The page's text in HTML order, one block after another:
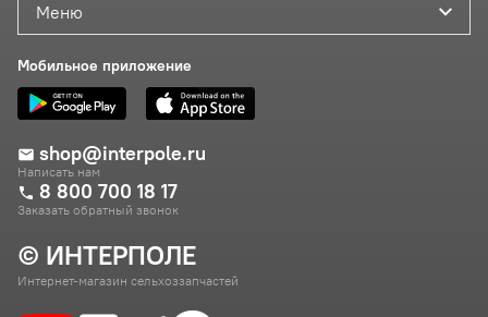
© ИНТЕРПОЛЕ
Интернет-магазин сельхоззапчастей
Меню
Мобильное приложение
shop@interpole.ru
Написать нам
8 800 700 18 17
Заказать обратный звонок